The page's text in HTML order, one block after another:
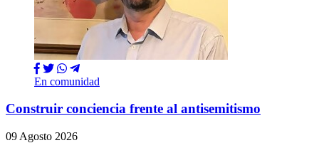
En comunidad
Construir conciencia frente al antisemitismo
09 Agosto 2026